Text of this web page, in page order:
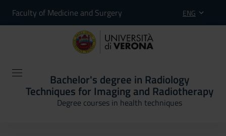
Faculty of Medicine and Surgery ENG
Bachelor's degree in Radiology
Techniques for Imaging and Radiotherapy
Degree courses in health techniques